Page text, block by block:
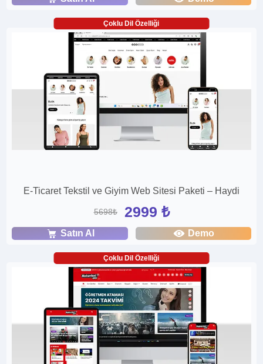
Çoklu Dil Özelliği
E-Ticaret Tekstil ve Giyim Web Sitesi Paketi – Haydi
5698₺ 2999 ₺
Satın Al Demo
Çoklu Dil Özelliği